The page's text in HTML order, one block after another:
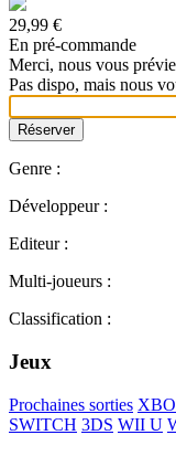
29,99 €
En pré-commande
Merci, nous vous
Pas dispo, mais nous
Genre :
Développeur :
Editeur :
Multi-joueurs :
Classification :
Jeux
Prochaines sorties
SWITCH 3DS WII U